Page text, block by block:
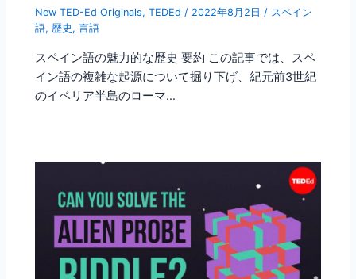
New TED-Ed Originals,TEDEd / 2022年8月2日 / スペイン
語, 歴史 ,言語
スペイン語の魅力的な歴史 要約 この記事では、スペ
イン語の複雑な起源について掘り下げ、紀元前3世紀
のイベリア半島のローマ…